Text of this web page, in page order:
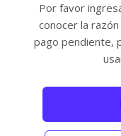
Por favor
conocer la
pago pendiente,